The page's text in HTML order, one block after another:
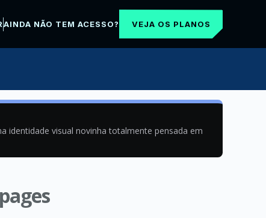
AINDA NÃO TEM ACESSO? VEJA OS PLANOS
identidade visual novinha totalmente pensada em